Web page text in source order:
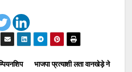
भाजपा प्रत्याशी लता वानखेड़े ने